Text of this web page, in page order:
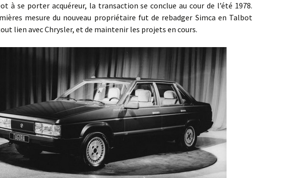
à se porter acquéreur, la transaction se conclue au cour de l’été 1978.
mesure du nouveau propriétaire fut de rebadger Simca en Talbot
lien avec Chrysler, et de maintenir les projets en cours.